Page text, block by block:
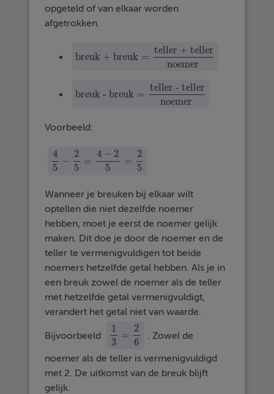
opgeteld of van elkaar worden
afgetrokken.
breuk + breuk =
teller + teller
noemer
breuk + breuk=teller + tellernoemer
breuk - breuk =
teller - teller
noemer
breuk - breuk =teller - tellernoemer
Voorbeeld:
4
5
−
2
5
=
4 − 2
5
=
2
5
45 −2 5= 4−25= 25
Wanneer je breuken bij elkaar wilt
optellen die niet dezelfde noemer
hebben, moet je eerst de noemer gelijk
maken. Dit doe je door de noemer en de
teller te vermenigvuldigen tot beide
noemers hetzelfde getal hebben. Als je in
een breuk zowel de noemer als de teller
met hetzelfde getal vermenigvuldigt,
verandert het getal niet van waarde.
Bijvoorbeeld
1
3
=
2
6
13=26 . Zowel de
noemer als de teller is vermenigvuldigd
met 2. De uitkomst van de breuk blijft
gelijk.